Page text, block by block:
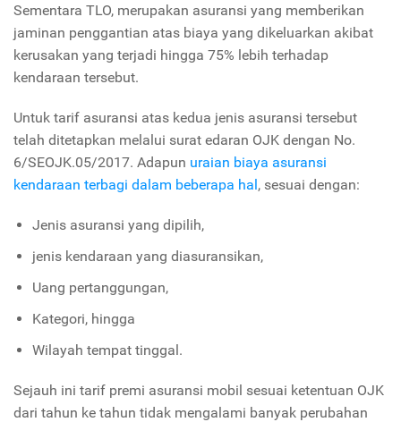
Sementara TLO, merupakan asuransi yang memberikan
jaminan penggantian atas biaya yang dikeluarkan akibat
kerusakan yang terjadi hingga 75% lebih terhadap
kendaraan tersebut.
Untuk tarif asuransi atas kedua jenis asuransi tersebut
telah ditetapkan melalui surat edaran OJK dengan No.
6/SEOJK.05/2017. Adapun uraian biaya asuransi
kendaraan terbagi dalam beberapa hal, sesuai dengan:
Jenis asuransi yang dipilih,
jenis kendaraan yang diasuransikan,
Uang pertanggungan,
Kategori, hingga
Wilayah tempat tinggal.
Sejauh ini tarif premi asuransi mobil sesuai ketentuan OJK
dari tahun ke tahun tidak mengalami banyak perubahan